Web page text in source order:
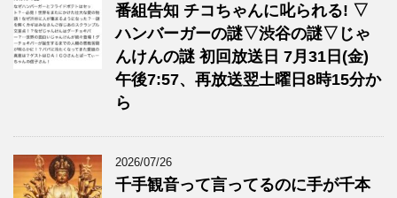
番組告知 チコちゃんに叱られる! ▽
ハンバーガーの謎▽渋谷の謎▽じゃ
んけんの謎 初回放送日 7月31日(金)
午後7:57、再放送翌土曜日8時15分か
ら
2026/07/26
千手観音って言ってるのに手が千本